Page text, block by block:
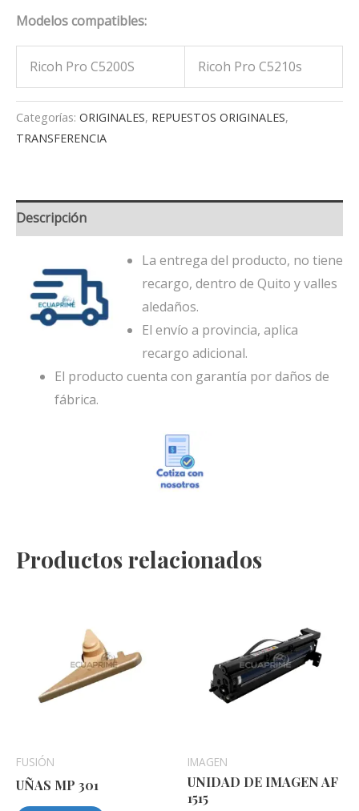
Modelos compatibles:
Ricoh Pro C5200S Ricoh Pro C5210s
Categorías: ORIGINALES, REPUESTOS ORIGINALES,
TRANSFERENCIA
Descripción
La entrega del producto, no tiene
recargo, dentro de Quito y valles
aledaños.
El envío a provincia, aplica
recargo adicional.
El producto cuenta con garantía por daños de
fábrica.
Productos relacionados
FUSIÓN
UÑAS MP 301
IMAGEN
UNIDAD DE IMAGEN AF
1515